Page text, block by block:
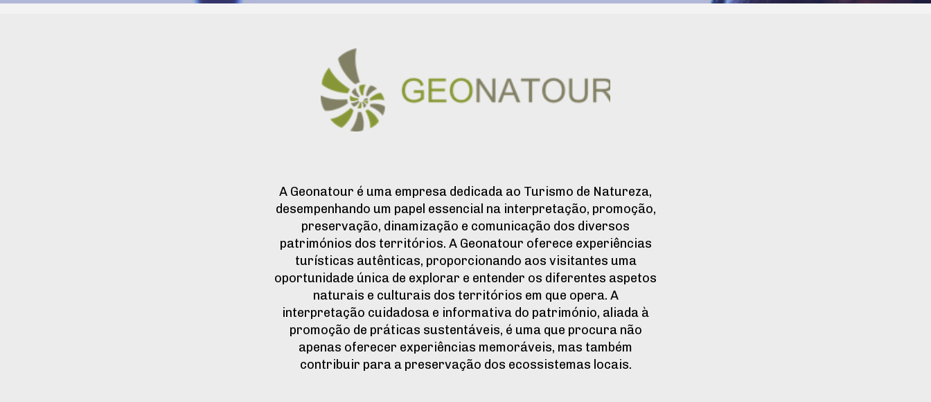
A Geonatour é uma empresa dedicada ao Turismo de Natureza,
desempenhando um papel essencial na interpretação, promoção,
preservação, dinamização e comunicação dos diversos
patrimónios dos territórios. A Geonatour oferece experiências
turísticas autênticas, proporcionando aos visitantes uma
oportunidade única de explorar e entender os diferentes aspetos
naturais e culturais dos territórios em que opera. A
interpretação cuidadosa e informativa do património, aliada à
promoção de práticas sustentáveis, é uma que procura não
apenas oferecer experiências memoráveis, mas também
contribuir para a preservação dos ecossistemas locais.